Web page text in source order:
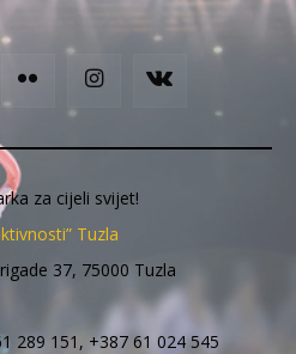
za cijeli svijet!
Tuzla
37, 75000 Tuzla
289 151, +387 61 024 545